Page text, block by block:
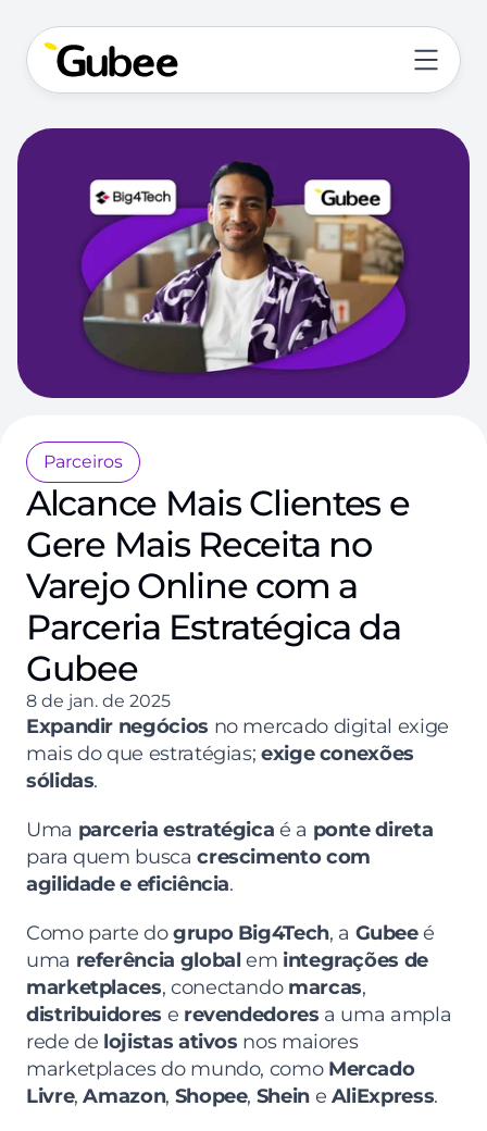
Parceiros
Alcance Mais Clientes e
Gere Mais Receita no
Varejo Online com a
Parceria Estratégica da
Gubee
8 de jan. de 2025
Expandir negócios no mercado digital exige
mais do que estratégias; exige conexões
sólidas.
Uma parceria estratégica é a ponte direta
para quem busca crescimento com
agilidade e eficiência.
Como parte do grupo Big4Tech, a Gubee é
uma referência global em integrações de
marketplaces, conectando marcas
distribuidores e revendedores a uma ampla
rede de lojistas ativos nos maiores
marketplaces do mundo, como Mercado
Livre, Amazon, Shopee, Shein e AliExpress.